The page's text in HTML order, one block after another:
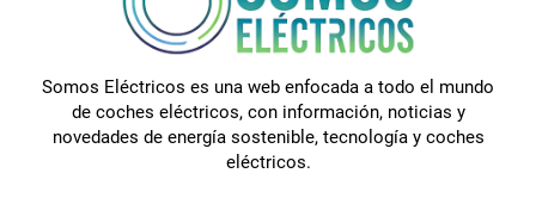
Somos Eléctricos es una web enfocada a todo el mundo
de coches eléctricos, con información, noticias y
novedades de energía sostenible, tecnología y coches
eléctricos.